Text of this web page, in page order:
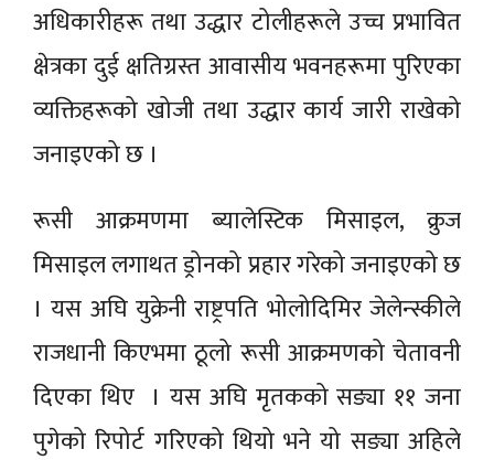
अधिकारीहरू तथा उद्धार टोलीहरूले उच्च प्रभावित
क्षेत्रका दुई क्षतिग्रस्त आवासीय भवनहरूमा पुरिएका
व्यक्तिहरूको खोजी तथा उद्धार कार्य जारी राखेको
जनाइएको छ ।
रूसी आक्रमणमा ब्यालेस्टिक मिसाइल, क्रुज
मिसाइल लगाथत ड्रोनको प्रहार गरेको जनाइएको छ
। यस अघि युक्रेनी राष्ट्रपति भोलोदिमिर जेलेन्स्कीले
राजधानी किएभमा ठूलो रूसी आक्रमणको चेतावनी
दिएका थिए । यस अघि मृतकको सङ्या ११ जना
पुगेको रिपोर्ट गरिएको थियो भने यो सङ्या अहिले